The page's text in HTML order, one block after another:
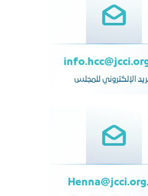
الإلكتروني للمجلس